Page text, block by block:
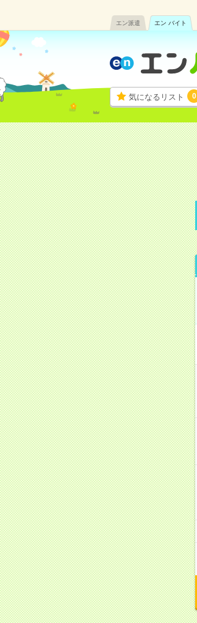
エン派遣 エン バイト
気になるリスト 0